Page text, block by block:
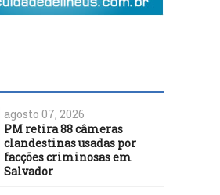
agosto 07, 2026
PM retira 88 câmeras
clandestinas usadas por
facções criminosas em
Salvador